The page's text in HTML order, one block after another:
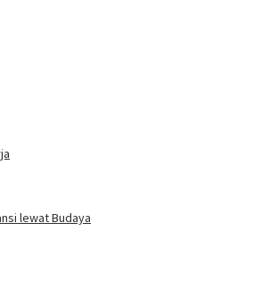
lewat Budaya